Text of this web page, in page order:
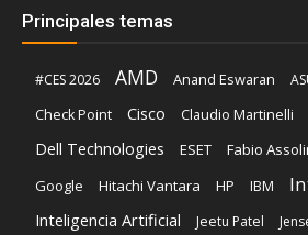
Principales temas
#CES 2026 AMD Anand Eswaran
Check Point
Cisco Claudio Martinelli
Dell Technologies ESET Fabio
Google Hitachi Vantara HP IBM
Inteligencia Artificial Jeetu Patel